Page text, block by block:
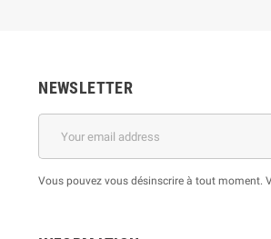
NEWSLETTER
Vous pouvez vous désinscrire à tout